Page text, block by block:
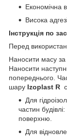
Економічна
Висока
Інструкція по
Перед
Наносити масу за
Наносити
попереднього.
шару Izoplast R
Для
частин
поверхню.
Для